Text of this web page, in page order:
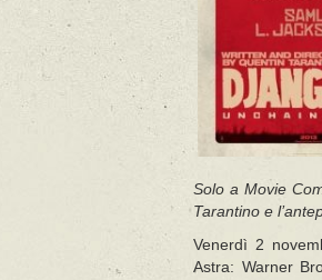
Solo a Movie
Tarantino e
Venerdì 2
Astra: Warner